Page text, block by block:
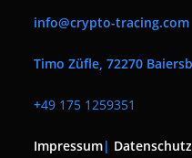
info@crypto-tracing.com
Timo Züfle, 72270
+49 175 1259351
Impressum|